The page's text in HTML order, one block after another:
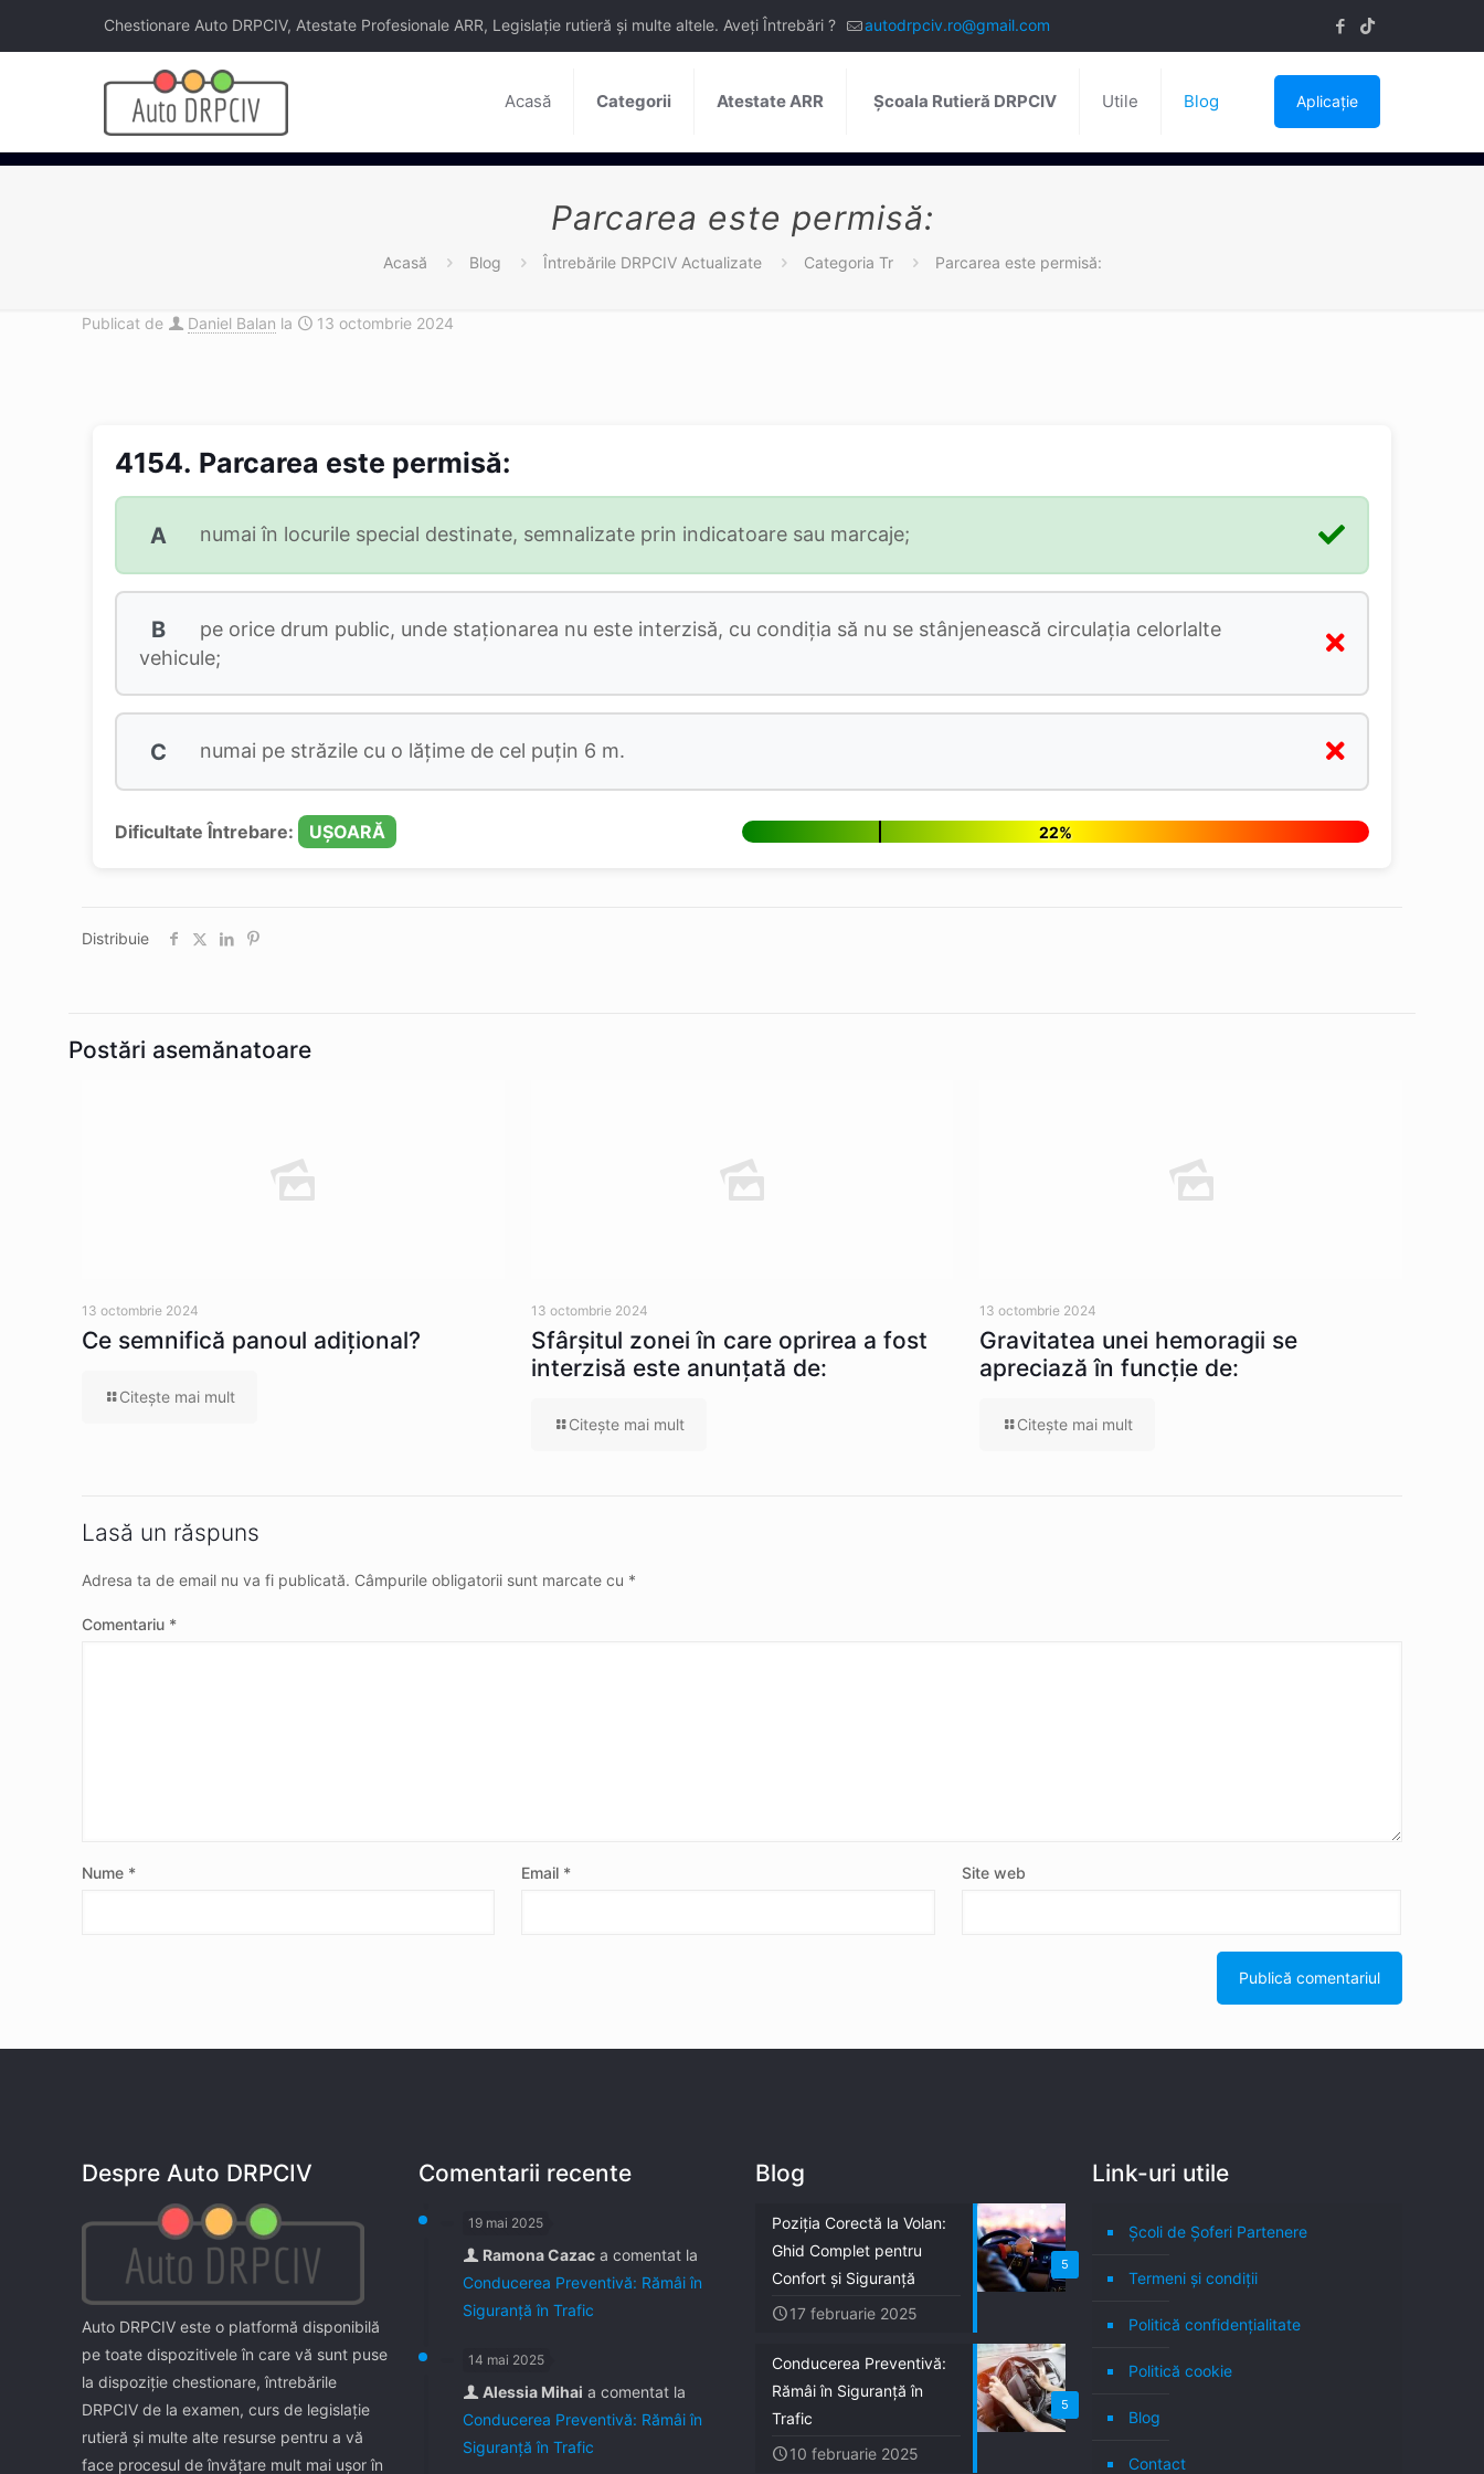
Chestionare Auto DRPCIV, Atestate Profesionale ARR, Legislație rutieră și multe altele. Aveți Întrebări ? autodrpciv.ro@gmail.com
Acasă Categorii Atestate ARR Școala Rutieră DRPCIV Utile Blog Aplicație
Parcarea este permisă:
Acasă Blog Întrebările DRPCIV Actualizate Categoria Tr Parcarea este permisă:
Publicat de Daniel Balan la 13 octombrie 2024
4154. Parcarea este permisă:
A numai în locurile special destinate, semnalizate prin indicatoare sau marcaje;
B
pe orice drum public, unde staționarea nu este interzisă, cu condiția să nu se stânjenească circulația celorlalte
vehicule;
C numai pe străzile cu o lățime de cel puțin 6 m.
Dificultate Întrebare: UȘOARĂ 22%
Distribuie
Postări asemănatoare
13 octombrie 2024
Ce semnifică panoul adițional?
Citeşte mai mult
13 octombrie 2024
Sfârșitul zonei în care oprirea a fost
interzisă este anunțată de:
Citeşte mai mult
13 octombrie 2024
Gravitatea unei hemoragii se
apreciază în funcție de:
Citeşte mai mult
Lasă un răspuns
Adresa ta de email nu va fi publicată. Câmpurile obligatorii sunt marcate cu *
Comentariu *
Nume * Email * Site web
Despre Auto DRPCIV
Auto DRPCIV este o platformă disponibilă
pe toate dispozitivele în care vă sunt puse
la dispoziţie chestionare, întrebările
DRPCIV de la examen, curs de legislaţie
rutieră şi multe alte resurse pentru a vă
face procesul de învăţare mult mai uşor în
Comentarii recente
19 mai 2025
Ramona Cazac a comentat la
Conducerea Preventivă: Rămâi în
Siguranță în Trafic
14 mai 2025
Alessia Mihai a comentat la
Conducerea Preventivă: Rămâi în
Siguranță în Trafic
Blog
5
Poziția Corectă la Volan:
Ghid Complet pentru
Confort și Siguranță
17 februarie 2025
5
Conducerea Preventivă:
Rămâi în Siguranță în
Trafic
10 februarie 2025
Link-uri utile
Școli de Șoferi Partenere
Termeni şi condiţii
Politică confidenţialitate
Politică cookie
Blog
Contact